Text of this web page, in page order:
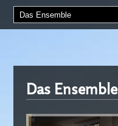
Das Ensemble